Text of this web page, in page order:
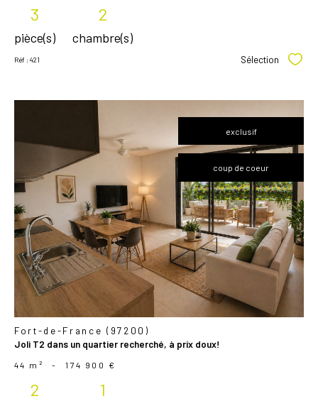
3
pièce(s)
2
chambre(s)
Réf : 421 Sélection
exclusif
coup de coeur
voir le
bien
Fort-de-France (97200)
Joli T2 dans un quartier recherché, à prix doux!
44 m² - 174 900 €
2 1